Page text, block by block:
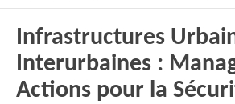
Infrastructures
Interurbaines :
Actions pour la